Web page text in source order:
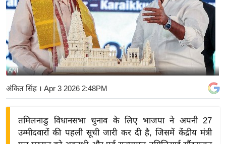
अं
त
र्रा
ष्ट्री
य
बि
ज़
ने
द्यो
ANI
अंकित सिंह। Apr 3 2026 2:48PM
तमिलनाडु विधानसभा चुनाव के लिए भाजपा ने अपनी 27
उम्मीदवारों की पहली सूची जारी कर दी है, जिसमें केंद्रीय मंत्री